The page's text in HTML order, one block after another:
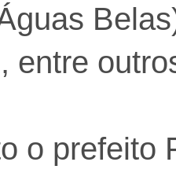
entre
o prefeito